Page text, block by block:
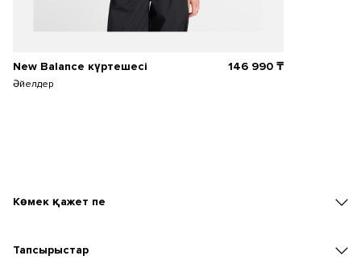
New Balance күртешесі
Әйелдер
146 990₸
Көмек қажет пе
Тапсырыстар